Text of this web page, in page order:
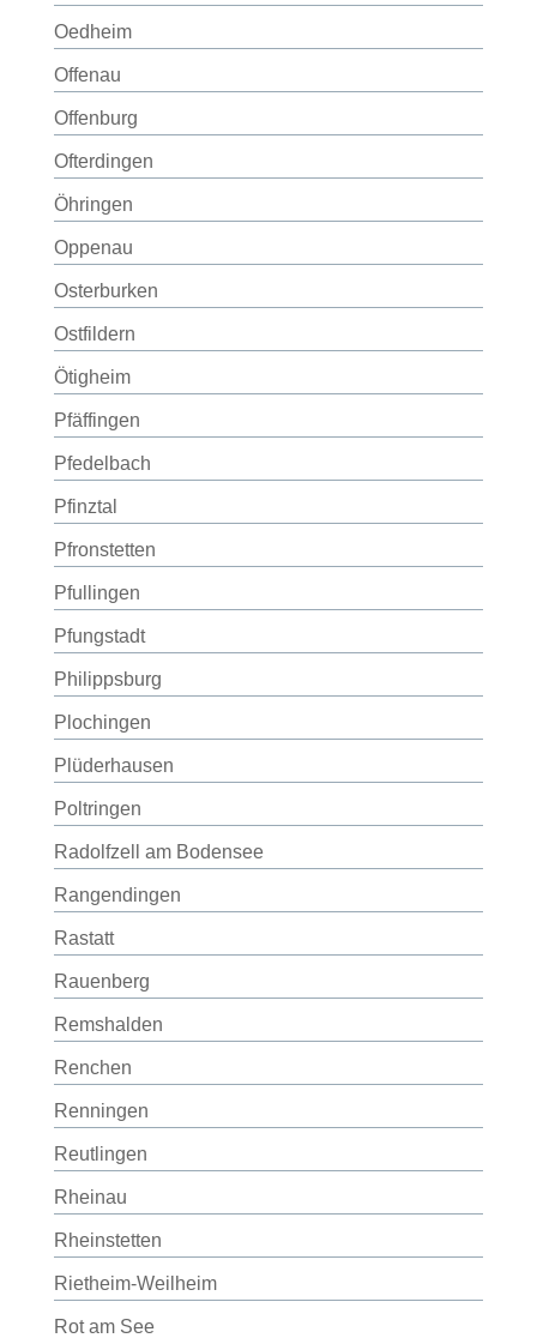
Oedheim
Offenau
Offenburg
Ofterdingen
Öhringen
Oppenau
Osterburken
Ostfildern
Ötigheim
Pfäffingen
Pfedelbach
Pfinztal
Pfronstetten
Pfullingen
Pfungstadt
Philippsburg
Plochingen
Plüderhausen
Poltringen
Radolfzell am Bodensee
Rangendingen
Rastatt
Rauenberg
Remshalden
Renchen
Renningen
Reutlingen
Rheinau
Rheinstetten
Rietheim-Weilheim
Rot am See